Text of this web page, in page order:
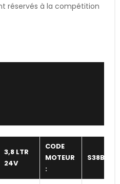
réservés à la compétition
3,8 LTR
24V
CODE
MOTEUR
:
S38B38